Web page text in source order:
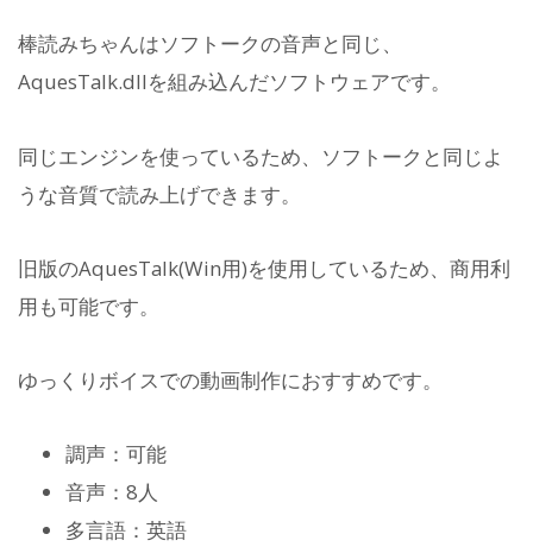
棒読みちゃんはソフトークの音声と同じ、
AquesTalk.dllを組み込んだソフトウェアです。
同じエンジンを使っているため、ソフトークと同じよ
うな音質で読み上げできます。
旧版のAquesTalk(Win用)を使用しているため、商用利
用も可能です。
ゆっくりボイスでの動画制作におすすめです。
調声：可能
音声：8人
多言語：英語